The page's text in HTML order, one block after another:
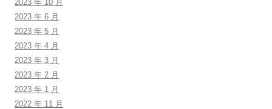
2023 年 10 月
2023 年 6 月
2023 年 5 月
2023 年 4 月
2023 年 3 月
2023 年 2 月
2023 年 1 月
2022 年 11 月